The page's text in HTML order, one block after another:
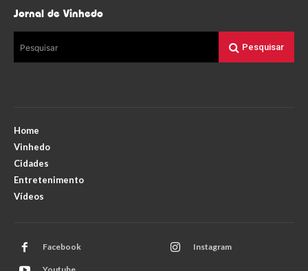
Jornal de Vinhedo
Pesquisar Pesquisar
Home
Vinhedo
Cidades
Entretenimento
Vídeos
Facebook Instagram